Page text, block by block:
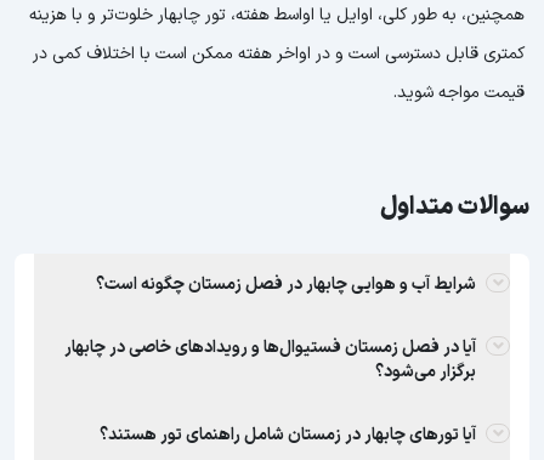
همچنین، به طور کلی، اوایل یا اواسط هفته، تور چابهار خلوت‌تر و با هزینه
کمتری قابل دسترسی است و در اواخر هفته ممکن است با اختلاف کمی در
قیمت مواجه شوید.
سوالات متداول
شرایط آب و هوایی چابهار در فصل زمستان چگونه است؟
آیا در فصل زمستان فستیوال‌ها و رویدادهای خاصی در چابهار
برگزار می‌شود؟
آیا تورهای چابهار در زمستان شامل راهنمای تور هستند؟